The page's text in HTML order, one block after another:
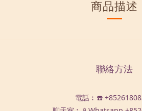
商品描述
聯絡方法
電話︰☎️